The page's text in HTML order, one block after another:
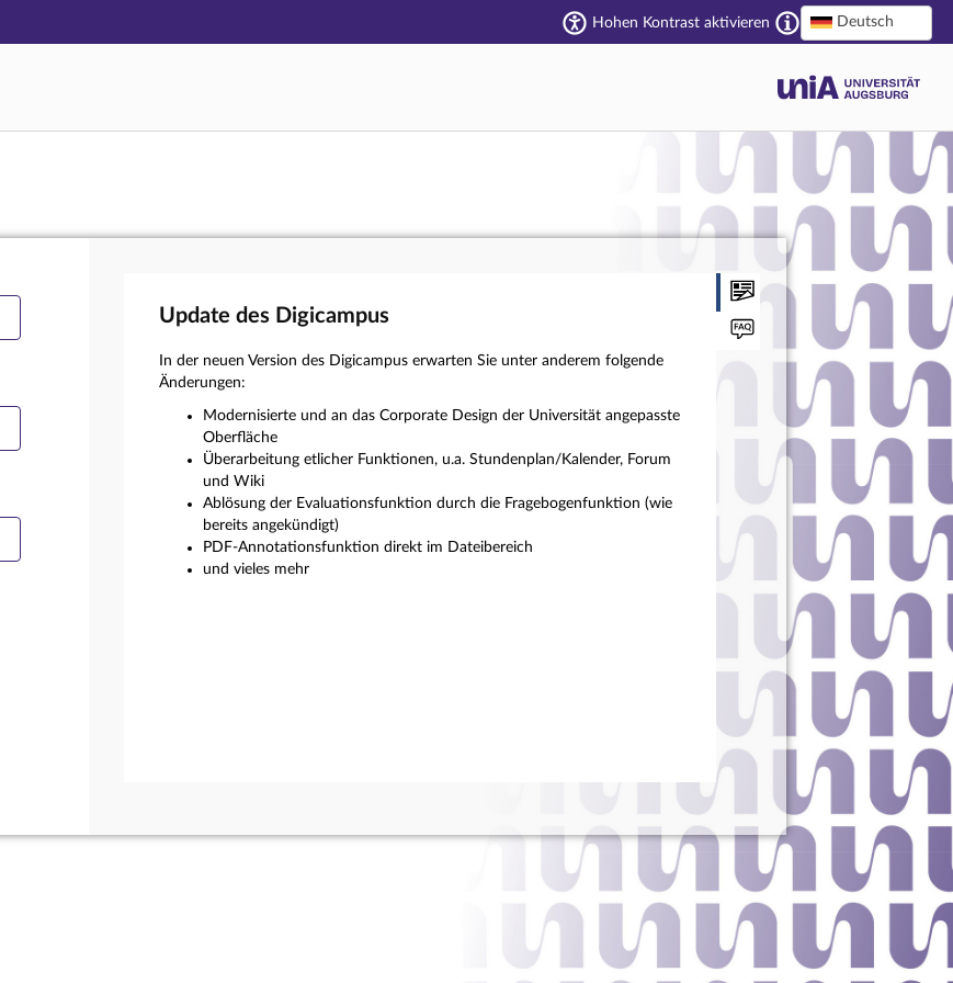
Hauptnavigation
Fußzeile
Hohen Kontrast aktivieren Deutsch
Update des Digicampus
In der neuen Version des Digicampus erwarten Sie unter anderem folgende
Änderungen:
Modernisierte und an das Corporate Design der Universität angepasste
Oberfläche
Überarbeitung etlicher Funktionen, u.a. Stundenplan/Kalender, Forum
und Wiki
Ablösung der Evaluationsfunktion durch die Fragebogenfunktion (wie
bereits angekündigt)
PDF-Annotationsfunktion direkt im Dateibereich
und vieles mehr